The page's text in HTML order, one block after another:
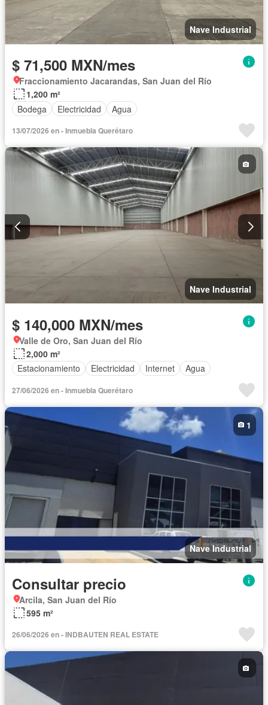
Nave Industrial
$ 71,500 MXN/mes
Fraccionamiento Jacarandas, San Juan del Río
1,200 m²
Bodega
Electricidad Agua
13/07/2026 en - Inmuebla Querétaro
Nave Industrial
$ 140,000 MXN/mes
Valle de Oro, San Juan del Río
2,000 m²
Estacionamiento
Electricidad Internet Agua
27/06/2026 en - Inmuebla Querétaro
Nave Industrial
1
Consultar precio
Arcila, San Juan del Río
595 m²
26/06/2026 en - INDBAUTEN REAL ESTATE